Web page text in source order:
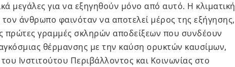
μεγάλες για να εξηγηθούν μόνο από αυτό. Η κλιματική
άνθρωπο φαινόταν να αποτελεί μέρος της εξήγησης,
πρώτες γραμμές σκληρών αποδείξεων που συνδέουν
θέρμανσης με την καύση ορυκτών καυσίμων,
Ινστιτούτου Περιβάλλοντος και Κοινωνίας στο